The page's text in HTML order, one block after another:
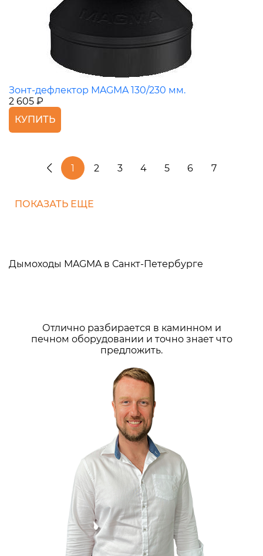
Зонт-дефлектор MAGMA 130/230 мм.
2 605 ₽
КУПИТЬ
1 2 3 4 5 6 7
ПОКАЗАТЬ ЕЩЕ
Дымоходы MAGMA в Санкт-Петербурге
Отлично разбирается в каминном и
печном оборудовании и точно знает что
предложить.